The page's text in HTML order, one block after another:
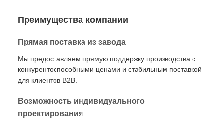
Преимущества компании
Прямая поставка из завода
Мы предоставляем прямую поддержку производства с
конкурентоспособными ценами и стабильным поставкой
для клиентов B2B.
Возможность индивидуального
проектирования